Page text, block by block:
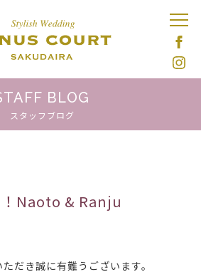
BLOG
スタッフブログ
Naoto & Ranju
だき誠に有難うございます。